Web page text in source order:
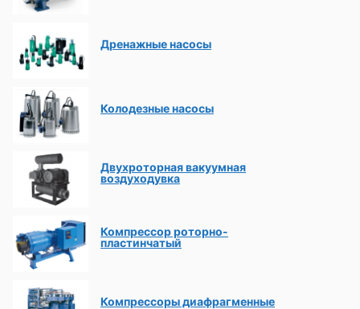
Дренажные насосы
Колодезные насосы
Двухроторная вакуумная
воздуходувка
Компрессор роторно-
пластинчатый
Компрессоры диафрагменные